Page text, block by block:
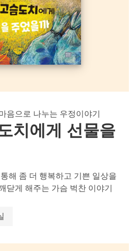
음으로 나누는 우정이야기
치에게 선물을
해 좀 더 행복하고 기쁜 일상을
닫게 해주는 가슴 벅찬 이야기